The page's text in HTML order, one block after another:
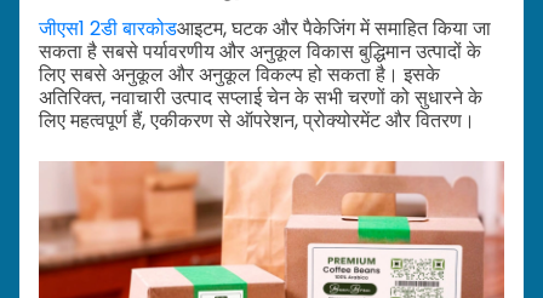
जीएस1 2डी बारकोडआइटम, घटक और पैकेजिंग में समाहित किया जा
सकता है सबसे पर्यावरणीय और अनुकूल विकास बुद्धिमान उत्पादों के
लिए सबसे अनुकूल और अनुकूल विकल्प हो सकता है। इसके
अतिरिक्त, नवाचारी उत्पाद सप्लाई चेन के सभी चरणों को सुधारने के
लिए महत्वपूर्ण हैं, एकीकरण से ऑपरेशन, प्रोक्योरमेंट और वितरण।